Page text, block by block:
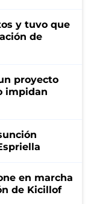
y tuvo que
de
proyecto
impidan
en marcha
de Kicillof